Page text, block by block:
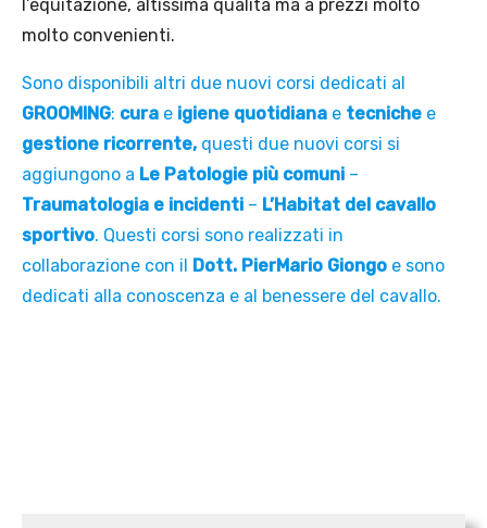
l’equitazione, altissima qualità ma a prezzi molto
molto convenienti.
Sono disponibili altri due nuovi corsi dedicati al
GROOMING: cura e igiene quotidiana e tecniche e
gestione ricorrente, questi due nuovi corsi si
aggiungono a Le Patologie più comuni –
Traumatologia e incidenti – L’Habitat del cavallo
sportivo. Questi corsi sono realizzati in
collaborazione con il Dott. PierMario Giongo e sono
dedicati alla conoscenza e al benessere del cavallo.